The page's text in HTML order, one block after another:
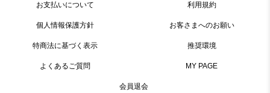
お支払いについて 利用規約
個人情報保護方針 お客さまへのお願い
特商法に基づく表示 推奨環境
よくあるご質問 MY PAGE
会員退会